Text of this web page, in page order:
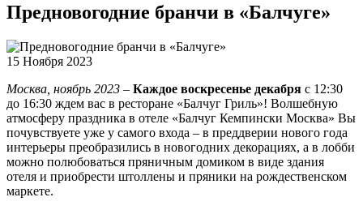
Предновогодние бранчи в «Балчуге»
15 Ноября 2023
Москва, ноябрь 2023 – Каждое воскресенье декабря с 12:30
до 16:30 ждем вас в ресторане «Балчуг Гриль»! Волшебную
атмосферу праздника в отеле «Балчуг Кемпински Москва» Вы
почувствуете уже у самого входа – в преддверии нового года
интерьеры преобразились в новогодних декорациях, а в лобби
можно полюбоваться пряничным домиком в виде здания
отеля и приобрести штоллены и пряники на рождественском
маркете.